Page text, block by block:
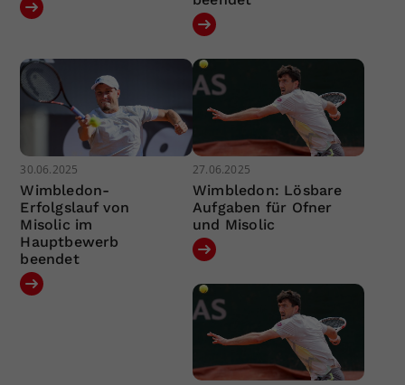
30.06.2025
Wimbledon-
Erfolgslauf von
Misolic im
Hauptbewerb
beendet
27.06.2025
Wimbledon: Lösbare
Aufgaben für Ofner
und Misolic